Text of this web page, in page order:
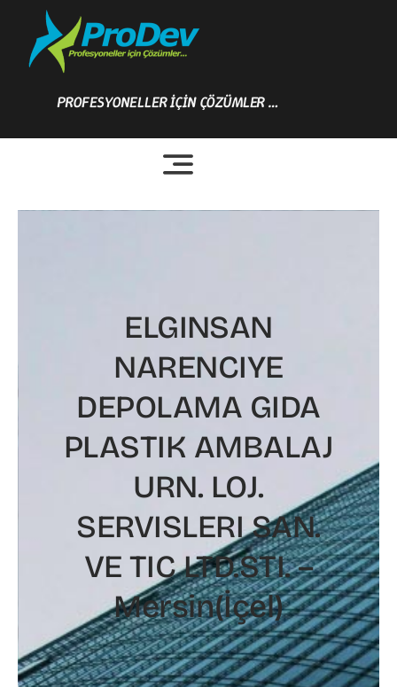
content
PROFESYONELLER İÇİN ÇÖZÜMLER …
ELGINSAN
NARENCIYE
DEPOLAMA GIDA
PLASTIK AMBALAJ
URN. LOJ.
SERVISLERI SAN.
VE TIC LTD.STI. –
Mersin(İçel)